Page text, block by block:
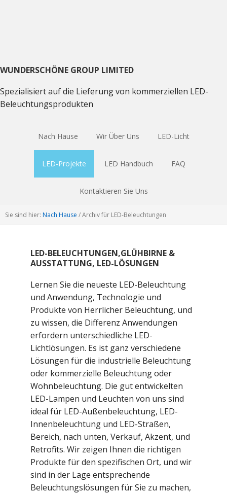
WUNDERSCHÖNE GROUP LIMITED
Spezialisiert auf die Lieferung von kommerziellen LED-
Beleuchtungsprodukten
Nach Hause Wir Über Uns LED-Licht
LED-Projekte LED Handbuch FAQ
Kontaktieren Sie Uns
Sie sind hier: Nach Hause /Archiv für LED-Beleuchtungen
LED-BELEUCHTUNGEN,GLÜHBIRNE &
AUSSTATTUNG, LED-LÖSUNGEN
Lernen Sie die neueste LED-Beleuchtung
und Anwendung, Technologie und
Produkte von Herrlicher Beleuchtung, und
zu wissen, die Differenz Anwendungen
erfordern unterschiedliche LED-
Lichtlösungen. Es ist ganz verschiedene
Lösungen für die industrielle Beleuchtung
oder kommerzielle Beleuchtung oder
Wohnbeleuchtung. Die gut entwickelten
LED-Lampen und Leuchten von uns sind
ideal für LED-Außenbeleuchtung, LED-
Innenbeleuchtung und LED-Straßen,
Bereich, nach unten, Verkauf, Akzent, und
Retrofits. Wir zeigen Ihnen die richtigen
Produkte für den spezifischen Ort, und wir
sind in der Lage entsprechende
Beleuchtungslösungen für Sie zu machen,